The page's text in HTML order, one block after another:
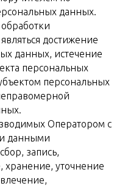
данных.
достижение
данных, истечение
персональных
персональных
Оператором с
данными
запись,
хранение, уточнение